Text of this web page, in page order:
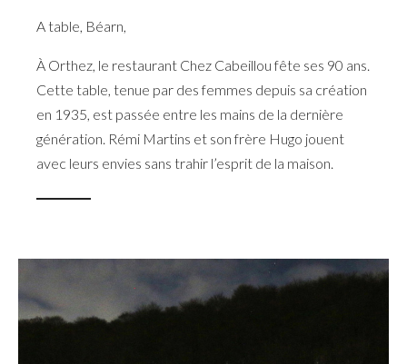
A table, Béarn,
À Orthez, le restaurant Chez Cabeillou fête ses 90 ans.
Cette table, tenue par des femmes depuis sa création
en 1935, est passée entre les mains de la dernière
génération. Rémi Martins et son frère Hugo jouent
avec leurs envies sans trahir l’esprit de la maison.